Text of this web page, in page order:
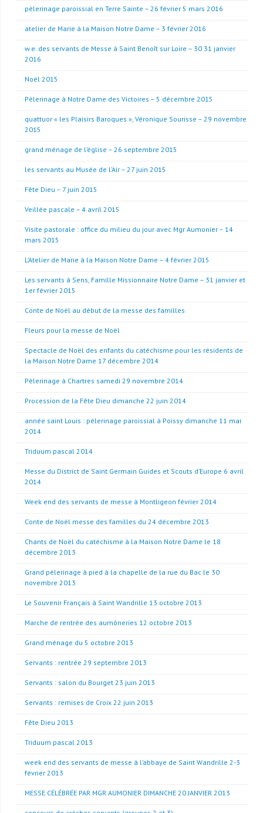
pèlerinage paroissial en Terre Sainte – 26 février 5 mars 2016
atelier de Marie à la Maison Notre Dame – 3 février 2016
w.e. des servants de Messe à Saint Benoît sur Loire – 30 31 janvier
2016
Noël 2015
Pèlerinage à Notre Dame des Victoires – 5 décembre 2015
quattuor « les Plaisirs Baroques », Véronique Sourisse – 29 novembre
2015
grand ménage de l’église – 26 septembre 2015
les servants au Musée de l’Air – 27 juin 2015
Fête Dieu – 7 juin 2015
Veillée pascale – 4 avril 2015
Visite pastorale : office du milieu du jour avec Mgr Aumonier – 14
mars 2015
L’Atelier de Marie à la Maison Notre Dame – 4 février 2015
Les servants à Sens, Famille Missionnaire Notre Dame – 31 janvier et
1er février 2015
Conte de Noël au début de la messe des familles
Fleurs pour la messe de Noël
Spectacle de Noël des enfants du catéchisme pour les résidents de
la Maison Notre Dame 17 décembre 2014
Pèlerinage à Chartres samedi 29 novembre 2014
Procession de la Fête Dieu dimanche 22 juin 2014
année saint Louis : pèlerinage paroissial à Poissy dimanche 11 mai
2014
Triduum pascal 2014
Messe du District de Saint Germain Guides et Scouts d’Europe 6 avril
2014
Week end des servants de messe à Montligeon février 2014
Conte de Noël messe des familles du 24 décembre 2013
Chants de Noël du catéchisme à la Maison Notre Dame le 18
décembre 2013
Grand pèlerinage à pied à la chapelle de la rue du Bac le 30
novembre 2013
Le Souvenir Français à Saint Wandrille 13 octobre 2013
Marche de rentrée des aumôneries 12 octobre 2013
Grand ménage du 5 octobre 2013
Servants : rentrée 29 septembre 2013
Servants : salon du Bourget 23 juin 2013
Servants : remises de Croix 22 juin 2013
Fête Dieu 2013
Triduum pascal 2013
week end des servants de messe à l’abbaye de Saint Wandrille 2-3
février 2013
MESSE CÉLÉBRÉE PAR MGR AUMONIER DIMANCHE 20 JANVIER 2013